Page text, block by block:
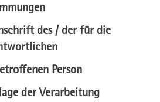
des / der für die
Person
der Verarbeitung